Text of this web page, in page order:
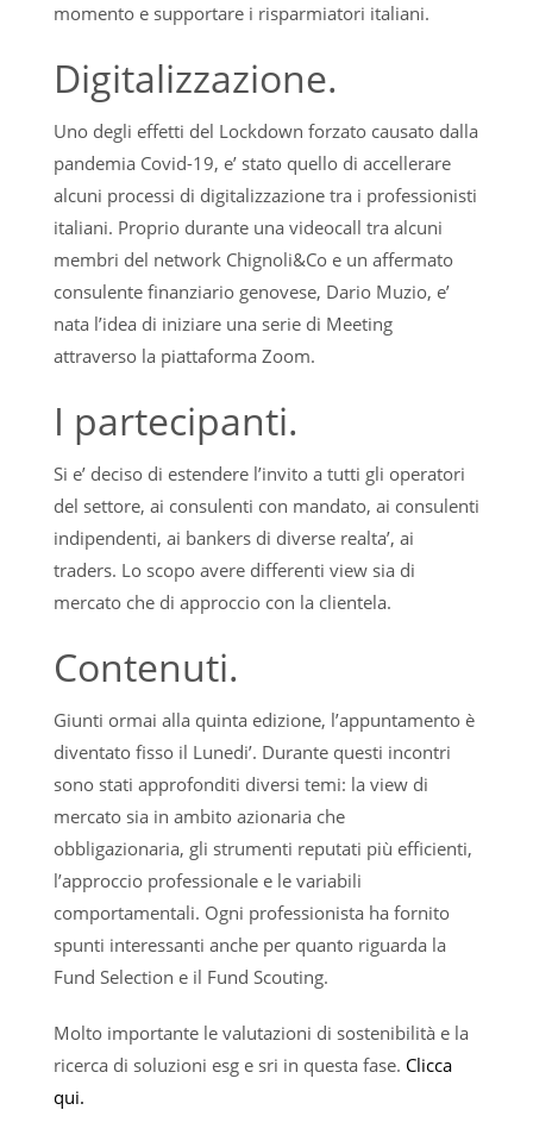
momento e supportare i risparmiatori italiani.
Digitalizzazione.
Uno degli effetti del Lockdown forzato causato dalla
pandemia Covid-19, e’ stato quello di accellerare
alcuni processi di digitalizzazione tra i professionisti
italiani. Proprio durante una videocall tra alcuni
membri del network Chignoli&Co e un affermato
consulente finanziario genovese, Dario Muzio, e’
nata l’idea di iniziare una serie di Meeting
attraverso la piattaforma Zoom.
I partecipanti.
Si e’ deciso di estendere l’invito a tutti gli operatori
del settore, ai consulenti con mandato, ai consulenti
indipendenti, ai bankers di diverse realta’, ai
traders. Lo scopo avere differenti view sia di
mercato che di approccio con la clientela.
Contenuti.
Giunti ormai alla quinta edizione, l’appuntamento è
diventato fisso il Lunedi’. Durante questi incontri
sono stati approfonditi diversi temi: la view di
mercato sia in ambito azionaria che
obbligazionaria, gli strumenti reputati più efficienti,
l’approccio professionale e le variabili
comportamentali. Ogni professionista ha fornito
spunti interessanti anche per quanto riguarda la
Fund Selection e il Fund Scouting.
Molto importante le valutazioni di sostenibilità e la
ricerca di soluzioni esg e sri in questa fase. Clicca
qui.